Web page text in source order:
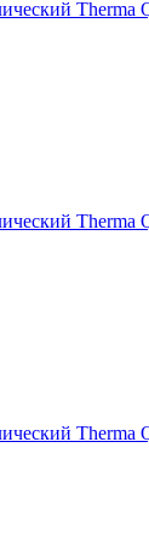
Therma
Therma
Therma